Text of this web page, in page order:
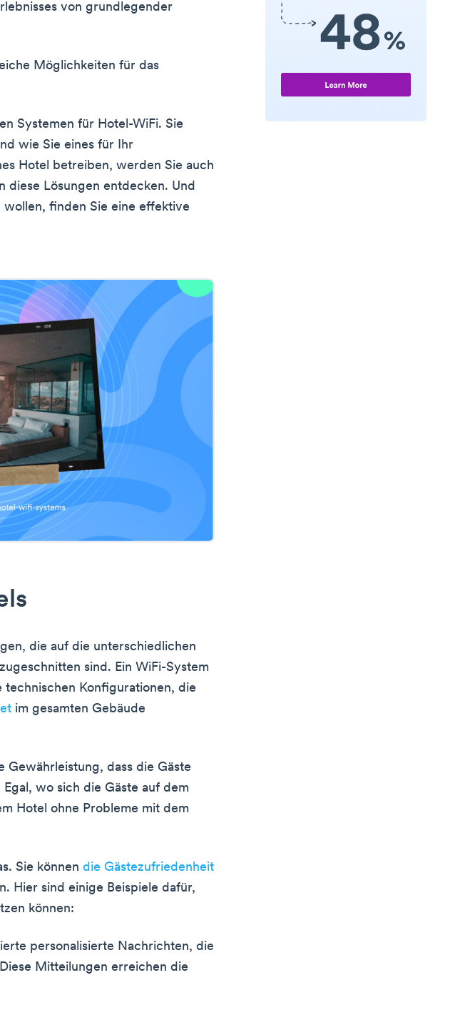
von grundlegender
Möglichkeiten für das
Systemen für Hotel-WiFi. Sie
wie Sie eines für Ihr
Hotel betreiben, werden Sie auch
Lösungen entdecken. Und
finden Sie eine effektive
die auf die unterschiedlichen
sind. Ein WiFi-System
Konfigurationen, die
im gesamten Gebäude
Gewährleistung, dass die Gäste
wo sich die Gäste auf dem
Hotel ohne Probleme mit dem
Sie können die Gästezufriedenheit
Hier sind einige Beispiele dafür,
können:
personalisierte Nachrichten, die
Mitteilungen erreichen die